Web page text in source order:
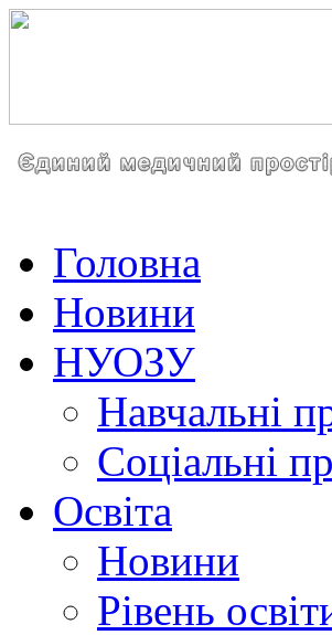
Головна
Новини
НУОЗУ
Навчальні
Соціальні
Освіта
Новини
Рівень